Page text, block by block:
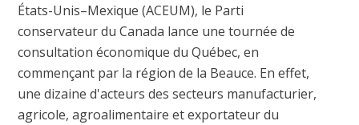
États-Unis–Mexique (ACEUM), le Parti
conservateur du Canada lance une tournée de
consultation économique du Québec, en
commençant par la région de la Beauce. En effet,
une dizaine d'acteurs des secteurs manufacturier,
agricole, agroalimentaire et exportateur du